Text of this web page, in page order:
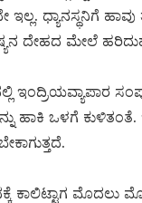
ಇಲ್ಲ. ಧ್ಯಾನಸ್ಥನಿಗೆ
ದೇಹದ ಮೇಲೆ
ಇಂದ್ರಿಯವ್ಯಾಪಾರ
ಹಾಕಿ ಒಳಗೆ
ಕಾಲಿಟ್ಟಾಗ ಮೊದಲು